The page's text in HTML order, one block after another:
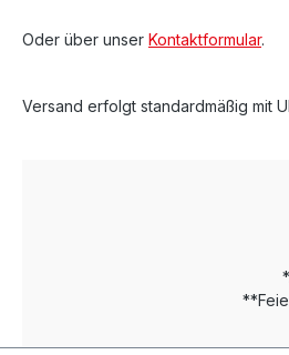
Oder über unser Kontaktformular.
Versand erfolgt standardmäßig mit